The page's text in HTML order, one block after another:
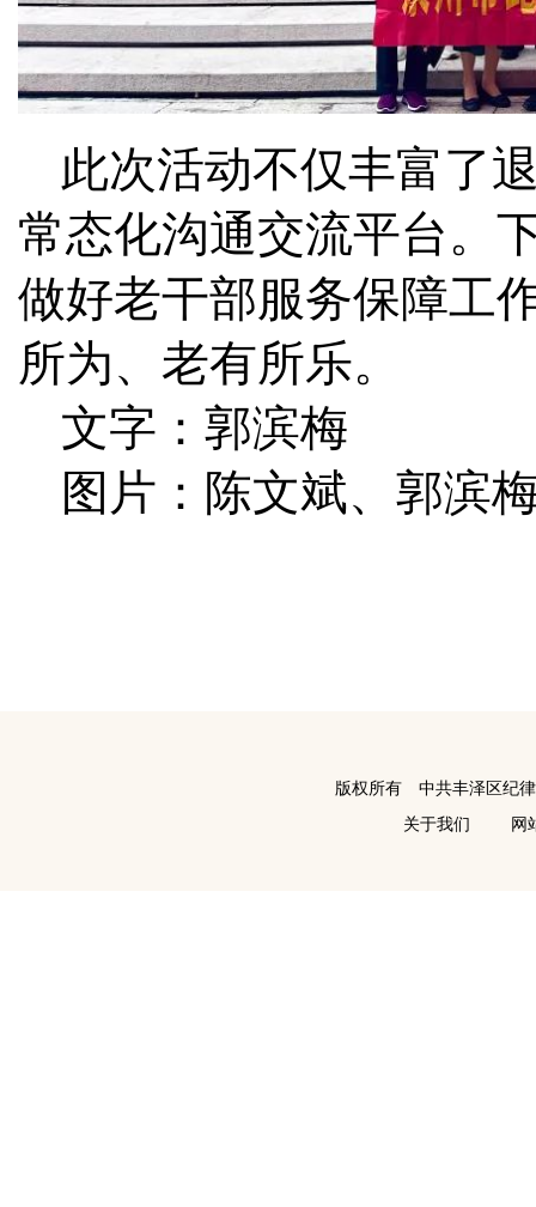
此次活动不仅丰富了
常态化沟通交流平台。
做好老干部服务保障工
所为、老有所乐。
文字：郭滨梅
图片：陈文斌、郭滨
版权所有 中共丰泽区纪
关于我们
网